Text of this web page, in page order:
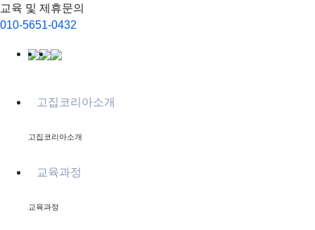
교육 및 제휴문의
010-5651-0432
고집코리아소개
고집코리아소개
교육과정
교육과정